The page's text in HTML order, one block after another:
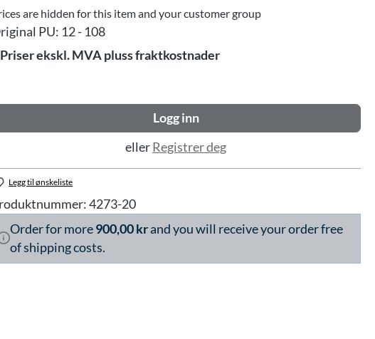
are hidden for this item and your customer group
PU: 12 - 108
Priser ekskl. MVA pluss fraktkostnader
Logg inn
ellerRegistrer deg
Legg til ønskeliste
4273-20
Order for more900,00 krand you will receive your order free
of shipping costs.